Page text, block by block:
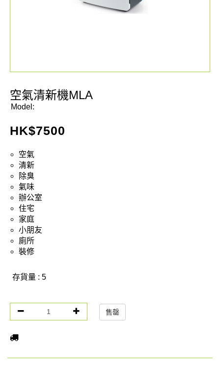
空氣清新機MLA
Model:
HK$7500
空氣
清新
除臭
氣味
辦公室
住宅
家庭
小朋友
廁所
裝修
存貨量 : 5
售罄